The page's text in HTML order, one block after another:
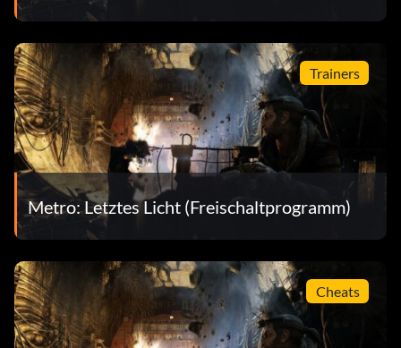
Trainers
Metro: Letztes Licht (Freischaltprogramm)
Cheats